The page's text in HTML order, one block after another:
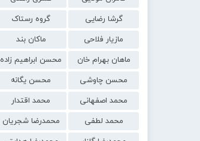
گرشا رضایی
گروه رستاک
مازیار فلاحی
ماکان بند
ماهان بهرام خان
محسن ابراهیم زاده
محسن چاوشی
محسن یگانه
محمد اصفهانی
محمد اقتدار
محمد لطفی
محمدرضا شجریان